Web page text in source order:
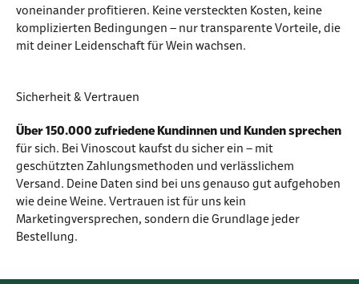
voneinander profitieren. Keine versteckten Kosten, keine
komplizierten Bedingungen – nur transparente Vorteile, die
mit deiner Leidenschaft für Wein wachsen.
Sicherheit & Vertrauen
Über 150.000 zufriedene Kundinnen und Kunden sprechen
für sich. Bei Vinoscout kaufst du sicher ein – mit
geschützten Zahlungsmethoden und verlässlichem
Versand. Deine Daten sind bei uns genauso gut aufgehoben
wie deine Weine. Vertrauen ist für uns kein
Marketingversprechen, sondern die Grundlage jeder
Bestellung.